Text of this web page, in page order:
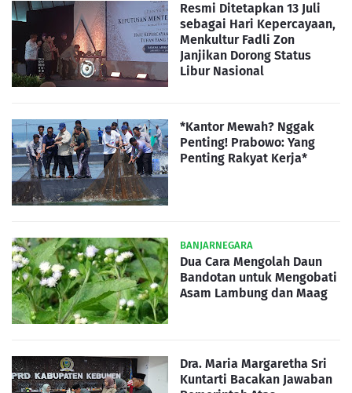
Resmi Ditetapkan 13 Juli
sebagai Hari Kepercayaan,
Menkultur Fadli Zon
Janjikan Dorong Status
Libur Nasional
*Kantor Mewah? Nggak
Penting! Prabowo: Yang
Penting Rakyat Kerja*
BANJARNEGARA
Dua Cara Mengolah Daun
Bandotan untuk Mengobati
Asam Lambung dan Maag
Dra. Maria Margaretha Sri
Kuntarti Bacakan Jawaban